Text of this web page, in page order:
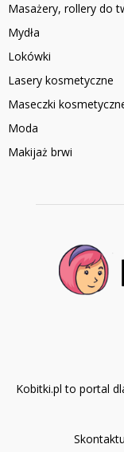
Masażery, rollery do
Mydła
Lokówki
Lasery kosmetyczne
Maseczki
Moda
Makijaż brwi
Kobitki.pl to portal